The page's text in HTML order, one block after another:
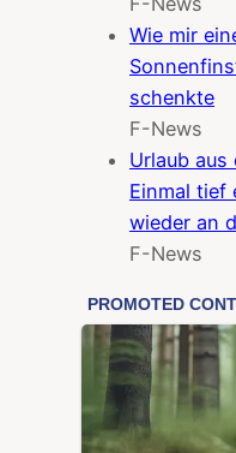
Wie mir
schenkte
F-News
Urlaub aus
Einmal tief
wieder an
F-News